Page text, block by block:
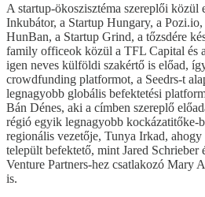
A startup-ökoszisztéma szereplői közül
Inkubátor, a Startup Hungary, a
HunBan, a Startup Grind, a tőzsdére
family officeok közül a TFL Capital és
igen neves külföldi szakértő is előad,
crowdfunding platformot, a Seedrs-t
legnagyobb globális befektetési
Bán Dénes, aki a címben szereplő
régió egyik legnagyobb kockázatitőke-
regionális vezetője, Tunya Irkad,
települt befektető, mint Jared Schrieber
Venture Partners-hez csatlakozó Mary
is.